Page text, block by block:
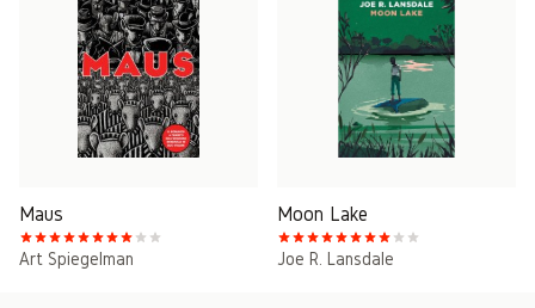
Maus
Art Spiegelman
Moon Lake
Joe R. Lansdale